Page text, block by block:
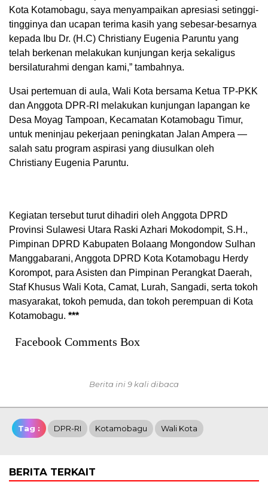
Kota Kotamobagu, saya menyampaikan apresiasi setinggi-
tingginya dan ucapan terima kasih yang sebesar-besarnya
kepada Ibu Dr. (H.C) Christiany Eugenia Paruntu yang
telah berkenan melakukan kunjungan kerja sekaligus
bersilaturahmi dengan kami,” tambahnya.
Usai pertemuan di aula, Wali Kota bersama Ketua TP-PKK
dan Anggota DPR-RI melakukan kunjungan lapangan ke
Desa Moyag Tampoan, Kecamatan Kotamobagu Timur,
untuk meninjau pekerjaan peningkatan Jalan Ampera —
salah satu program aspirasi yang diusulkan oleh
Christiany Eugenia Paruntu.
Kegiatan tersebut turut dihadiri oleh Anggota DPRD
Provinsi Sulawesi Utara Raski Azhari Mokodompit, S.H.,
Pimpinan DPRD Kabupaten Bolaang Mongondow Sulhan
Manggabarani, Anggota DPRD Kota Kotamobagu Herdy
Korompot, para Asisten dan Pimpinan Perangkat Daerah,
Staf Khusus Wali Kota, Camat, Lurah, Sangadi, serta tokoh
masyarakat, tokoh pemuda, dan tokoh perempuan di Kota
Kotamobagu. ***
Facebook Comments Box
Berita ini 9 kali dibaca
Tag : DPR-RI Kotamobagu Wali Kota
BERITA TERKAIT